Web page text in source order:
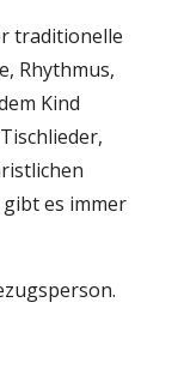
traditionelle
Rhythmus,
Kind
es immer